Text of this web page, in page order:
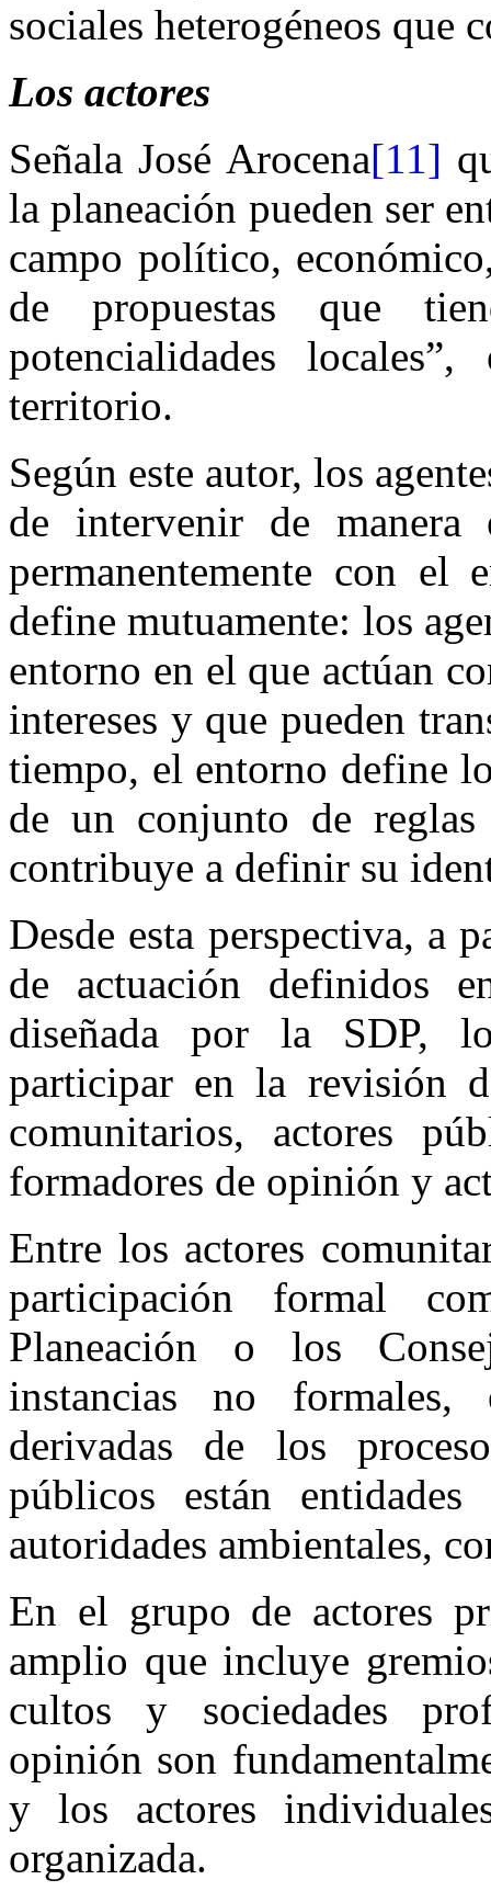
sociales heterogéneos que
Los actores
Señala José Arocena[11]
la planeación pueden ser
campo político,
de propuestas que
potencialidades
territorio.
Según este autor, los
de intervenir de manera
permanentemente con el
define mutuamente: los
entorno en el que actúan
intereses y que pueden
tiempo, el entorno define
de un conjunto de
contribuye a definir su
Desde esta perspectiva, a
de actuación definidos
diseñada por la SDP,
participar en la revisión
comunitarios, actores
formadores de opinión y
Entre los actores
participación formal
Planeación o los
instancias no formales,
derivadas de los
públicos están
autoridades ambientales,
En el grupo de actores
amplio que incluye
cultos y sociedades
opinión son
y los actores
organizada.